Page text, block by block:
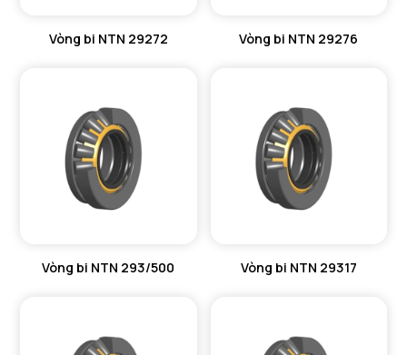
Vòng bi NTN 29272 Vòng bi NTN 29276
Vòng bi NTN 293/500 Vòng bi NTN 29317